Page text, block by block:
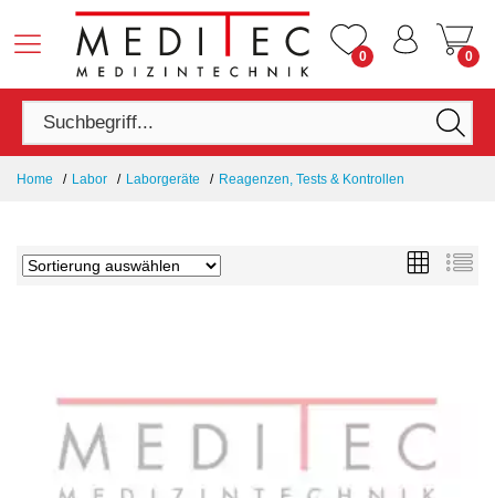
0 0
Home Labor Laborgeräte Reagenzen, Tests & Kontrollen